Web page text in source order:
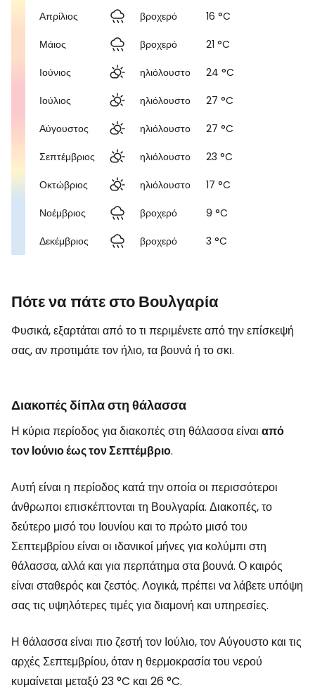
Απρίλιος
βροχερό
16 °C
Μάιος
βροχερό
21 °C
Ιούνιος
ηλιόλουστο
24 °C
Ιούλιος
ηλιόλουστο
27 °C
Αύγουστος
ηλιόλουστο
27 °C
Σεπτέμβριος
ηλιόλουστο
23 °C
Οκτώβριος
ηλιόλουστο
17 °C
Νοέμβριος
βροχερό
9 °C
Δεκέμβριος
βροχερό 3 °C
Πότε να πάτε στο Βουλγαρία
Φυσικά, εξαρτάται από το τι περιμένετε από την επίσκεψή
σας, αν προτιμάτε τον ήλιο, τα βουνά ή το σκι.
Διακοπές δίπλα στη θάλασσα
Η κύρια περίοδος για διακοπές στη θάλασσα είναι από
τον Ιούνιο έως τον Σεπτέμβριο.
Αυτή είναι η περίοδος κατά την οποία οι περισσότεροι
άνθρωποι επισκέπτονται τη Βουλγαρία. Διακοπές, το
δεύτερο μισό του Ιουνίου και το πρώτο μισό του
Σεπτεμβρίου είναι οι ιδανικοί μήνες για κολύμπι στη
θάλασσα, αλλά και για περπάτημα στα βουνά. Ο καιρός
είναι σταθερός και ζεστός. Λογικά, πρέπει να λάβετε υπόψη
σας τις υψηλότερες τιμές για διαμονή και υπηρεσίες.
Η θάλασσα είναι πιο ζεστή τον Ιούλιο, τον Αύγουστο και τις
αρχές Σεπτεμβρίου, όταν η θερμοκρασία του νερού
κυμαίνεται μεταξύ 23 °C και 26 °C.